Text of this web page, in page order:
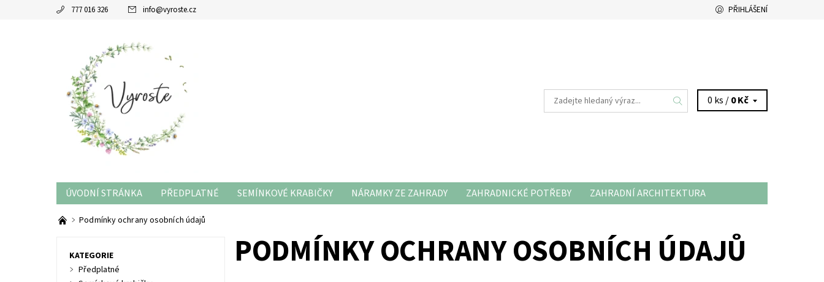
777 016 326 info@vyroste.cz PŘIHLÁŠENÍ
0 ks /0 Kč
ÚVODNÍ STRÁNKA PŘEDPLATNÉ SEMÍNKOVÉ KRABIČKY NÁRAMKY ZE ZAHRADY ZAHRADNICKÉ POTŘEBY
ZAHRADNÍ ARCHITEKTURA
RADY A TIPY
Podmínky ochrany osobních údajů
PODMÍNKY OCHRANY OSOBNÍCH ÚDAJŮ
KATEGORIE
Předplatné